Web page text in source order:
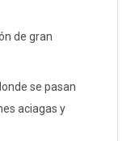
de gran
se pasan
aciagas y